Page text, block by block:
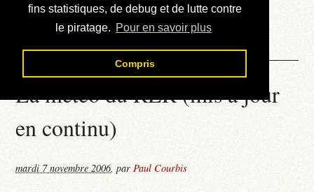
fins statistiques, de debug et de lutte contre
le piratage. Pour en savoir plus
Compris
Téléchargement
Contact
La météo du RER (mis à jour
en continu)
mardi 7 novembre 2006,parPaul Courbis